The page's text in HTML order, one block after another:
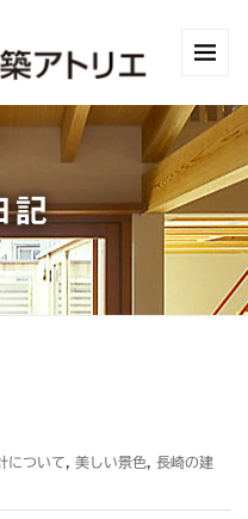
記
について 美しい景色
長崎の建